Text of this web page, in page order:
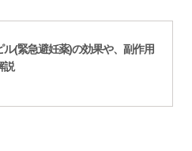
ル(緊急避妊薬)の効果や、副作用
説